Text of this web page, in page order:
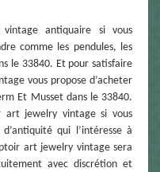
antiquaire si vous
comme les pendules, les
le 33840. Et pour satisfaire
vous propose d’acheter
Et Musset dans le 33840.
art jewelry vintage si vous
qui l’intéresse à
art jewelry vintage sera
avec discrétion et